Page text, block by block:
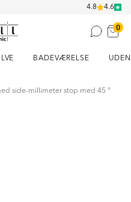
4.8 4.6
0
BADEVÆRELSE
side-millimeter stop med 45 °